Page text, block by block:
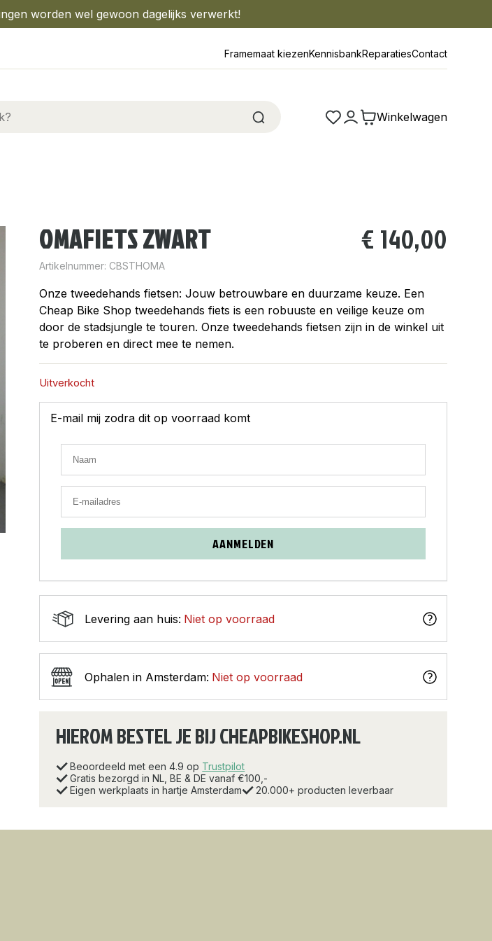
worden wel gewoon dagelijks verwerkt!
Framemaat kiezenKennisbankReparatiesContact
Winkelwagen
OMAFIETS ZWART € 140,00
Artikelnummer: CBSTHOMA
Onze tweedehands fietsen: Jouw betrouwbare en duurzame keuze. Een
Cheap Bike Shop tweedehands fiets is een robuuste en veilige keuze om
door de stadsjungle te touren. Onze tweedehands fietsen zijn in de winkel uit
te proberen en direct mee te nemen.
Uitverkocht
E-mail mij zodra dit op voorraad komt
AANMELDEN
Levering aan huis: Niet op voorraad
Ophalen in Amsterdam: Niet op voorraad
HIEROM BESTEL JE BIJ CHEAPBIKESHOP.NL
Beoordeeld met een 4.9 op Trustpilot
Gratis bezorgd in NL, BE & DE vanaf €100,-
Eigen werkplaats in hartje Amsterdam
20.000+ producten leverbaar